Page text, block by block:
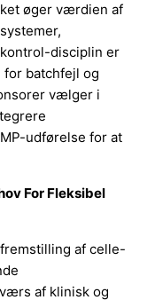
øger værdien af
disciplin er
batchfejl og
vælger i
udførelse for at
For Fleksibel
af celle-
af klinisk og